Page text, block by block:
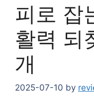
피로 잡
활력 되
개
2025-07-10 by